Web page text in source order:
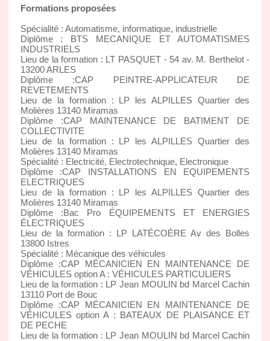
Formations proposées
Spécialité : Automatisme, informatique, industrielle
Diplôme : BTS MECANIQUE ET AUTOMATISMES
INDUSTRIELS
Lieu de la formation : LT PASQUET - 54 av. M. Berthelot -
13200 ARLES
Diplôme :CAP PEINTRE-APPLICATEUR DE
REVETEMENTS
Lieu de la formation : LP les ALPILLES Quartier des
Molières 13140 Miramas
Diplôme :CAP MAINTENANCE DE BATIMENT DE
COLLECTIVITE
Lieu de la formation : LP les ALPILLES Quartier des
Molières 13140 Miramas
Spécialité : Electricité, Electrotechnique, Electronique
Diplôme :CAP INSTALLATIONS EN EQUIPEMENTS
ELECTRIQUES
Lieu de la formation : LP les ALPILLES Quartier des
Molières 13140 Miramas
Diplôme :Bac Pro ÉQUIPEMENTS ET ENERGIES
ÉLECTRIQUES
Lieu de la formation : LP LATÉCOÈRE Av des Bolles
13800 Istres
Spécialité : Mécanique des véhicules
Diplôme :CAP MÉCANICIEN EN MAINTENANCE DE
VÉHICULES option A : VÉHICULES PARTICULIERS
Lieu de la formation : LP Jean MOULIN bd Marcel Cachin
13110 Port de Bouc
Diplôme :CAP MÉCANICIEN EN MAINTENANCE DE
VÉHICULES option A : BATEAUX DE PLAISANCE ET
DE PECHE
Lieu de la formation : LP Jean MOULIN bd Marcel Cachin